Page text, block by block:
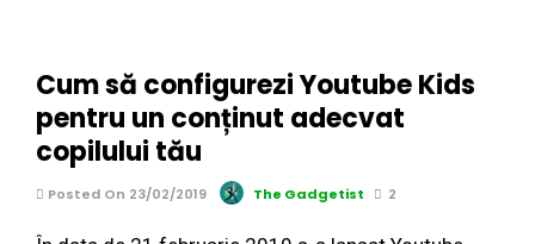
Cum să configurezi Youtube Kids
pentru un conținut adecvat
copilului tău
Posted On 23/02/2019 The Gadgetist 2